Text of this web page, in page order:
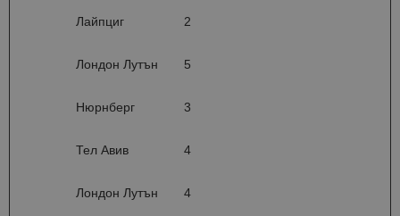
Лайпциг 2
Лондон Лутън 5
Нюрнберг 3
Тел Авив 4
Лондон Лутън 4